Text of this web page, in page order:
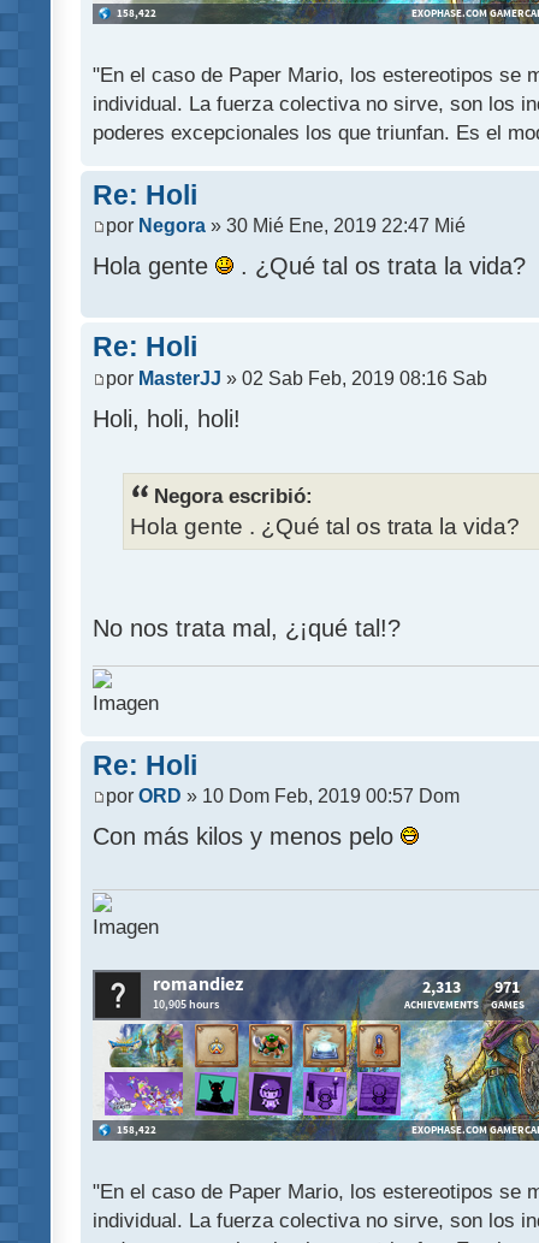
"En el caso de Paper Mario, los estereotipos se
individual. La fuerza colectiva no sirve, son los
poderes excepcionales los que triunfan. Es el
Re: Holi
por Negora » 30 Mié Ene, 2019 22:47 Mié
Hola gente . ¿Qué tal os trata la vida?
Re: Holi
por MasterJJ » 02 Sab Feb, 2019 08:16 Sab
Holi, holi, holi!
Negora escribió:
Hola gente . ¿Qué tal os trata la vida?
No nos trata mal, ¿¡qué tal!?
Re: Holi
por ORD » 10 Dom Feb, 2019 00:57 Dom
Con más kilos y menos pelo
"En el caso de Paper Mario, los estereotipos se
individual. La fuerza colectiva no sirve, son los